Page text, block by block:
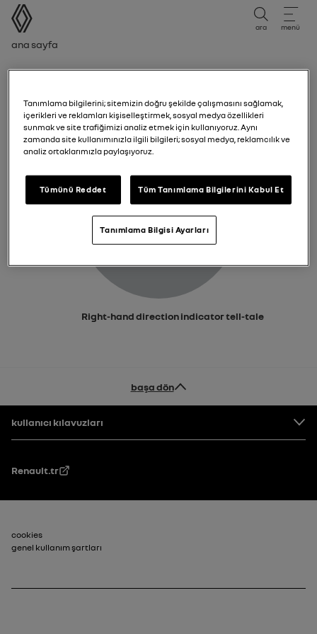
kullanıcı kılavuzu
ara menü
Gezinti çubuğu
Ana sayfa
Right-hand direction indicator tell-tale
başa dön
Altbilgi
kullanıcı kılavuzları
Renault.tr
Alt Bilgi_2
cookies
genel kullanım şartları
Tanımlama bilgilerini; sitemizin doğru şekilde çalışmasını sağlamak,
içerikleri ve reklamları kişiselleştirmek, sosyal medya özellikleri
sunmak ve site trafiğimizi analiz etmek için kullanıyoruz. Aynı
zamanda site kullanımınızla ilgili bilgileri; sosyal medya, reklamcılık ve
analiz ortaklarımızla paylaşıyoruz.
Tümünü Reddet Tüm Tanımlama Bilgilerini Kabul Et
Tanımlama Bilgisi Ayarları